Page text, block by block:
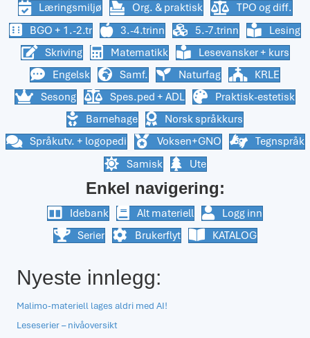
Læringsmiljø
Org. & praktisk
TPO og diff.
BGO + 1.-2.tr
3.-4.trinn 5.-7.trinn
Lesing
Skriving
Matematikk
Lesevansker + kurs
Engelsk
Samf. Naturfag
KRLE
Sesong
Spes.ped + ADL
Praktisk-estetisk
Barnehage
Norsk språkkurs
Språkutv. + logopedi
Voksen+GNO
Tegnspråk
Samisk
Ute
Enkel navigering:
Idebank Alt materiell
Logg inn
Serier
Brukerflyt KATALOG
Nyeste innlegg:
Malimo-materiell lages aldri med AI!
Leseserier – nivåoversikt